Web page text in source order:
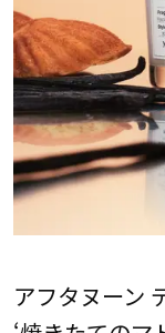
アフタヌーン